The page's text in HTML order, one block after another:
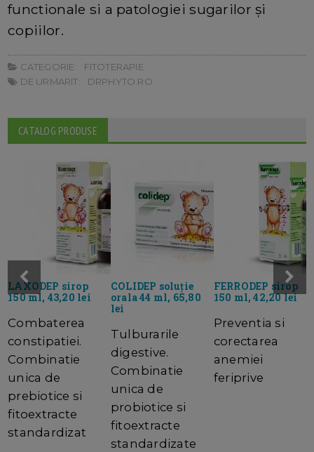
functionale si a patologiei sugarilor și
copiilor.
CATEGORIE:
FITOTERAPIE
DE URMARIT:
DRPHYTO.RO
CATALOG PRODUSE
LAXODEP sirop
150 ml, 43,20 lei
Combaterea
constipatiei.
Combinatie
unica de
prebiotice si
fitoextracte
standardizat
COLIDEP soluție
orala 44 ml, 65,80
lei
Tulburarile
digestive.
Combinatie
unica de
probiotice si
fitoextracte
standardizate
FERRODEP sirop
150 ml, 42,20 lei
Preventia si
corectarea
anemiei
feriprive